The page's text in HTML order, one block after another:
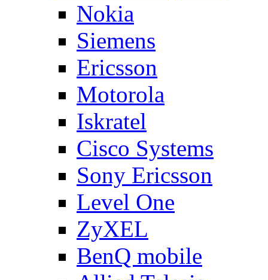
Nokia
Siemens
Ericsson
Motorola
Iskratel
Cisco Systems
Sony Ericsson
Level One
ZyXEL
BenQ mobile